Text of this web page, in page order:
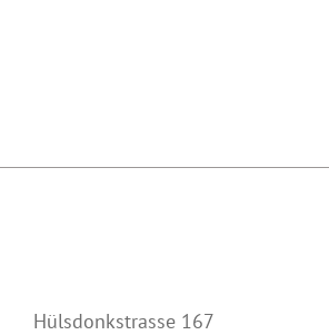
Hülsdonkstrasse 167